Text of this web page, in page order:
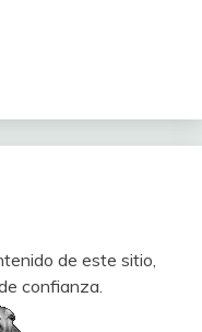
de este sitio,
confianza.